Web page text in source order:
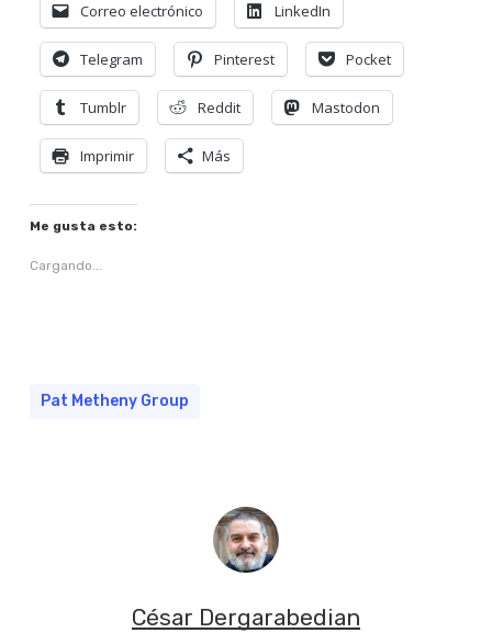
Correo electrónico LinkedIn
Telegram Pinterest Pocket
Tumblr Reddit Mastodon
Imprimir Más
Me gusta esto:
Cargando...
Pat Metheny Group
César Dergarabedian